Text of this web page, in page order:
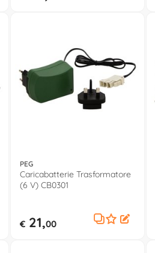
PEG
Caricabatterie Trasformatore
(6 V) CB0301
€21,00